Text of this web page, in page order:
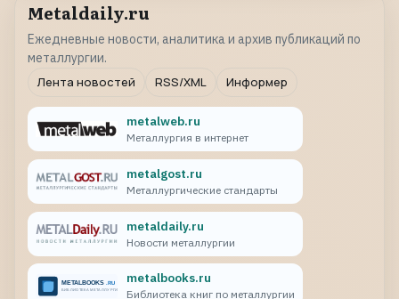
Metaldaily.ru
Ежедневные новости, аналитика и архив публикаций по
металлургии.
Лента новостей
RSS/XML Информер
metalweb.ru
Металлургия в интернет
metalgost.ru
Металлургические стандарты
metaldaily.ru
Новости металлургии
metalbooks.ru
Библиотека книг по металлургии